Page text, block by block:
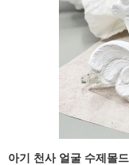
아기 천사 얼굴 수제몰